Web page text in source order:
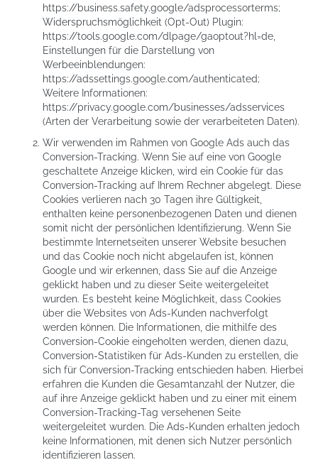
https://business.safety.google/adsprocessorterms;
Widerspruchsmöglichkeit (Opt-Out) Plugin:
https://tools.google.com/dlpage/gaoptout?hl=de
Einstellungen für die Darstellung von
Werbeeinblendungen:
https://adssettings.google.com/authenticated;
Weitere Informationen:
https://privacy.google.com/businesses/adsservices
(Arten der Verarbeitung sowie der verarbeiteten Daten).
Wir verwenden im Rahmen von Google Ads auch das
Conversion-Tracking. Wenn Sie auf eine von Google
geschaltete Anzeige klicken, wird ein Cookie für das
Conversion-Tracking auf Ihrem Rechner abgelegt. Diese
Cookies verlieren nach 30 Tagen ihre Gültigkeit,
enthalten keine personenbezogenen Daten und dienen
somit nicht der persönlichen Identifizierung. Wenn Sie
bestimmte Internetseiten unserer Website besuchen
und das Cookie noch nicht abgelaufen ist, können
Google und wir erkennen, dass Sie auf die Anzeige
geklickt haben und zu dieser Seite weitergeleitet
wurden. Es besteht keine Möglichkeit, dass Cookies
über die Websites von Ads-Kunden nachverfolgt
werden können. Die Informationen, die mithilfe des
Conversion-Cookie eingeholten werden, dienen dazu,
Conversion-Statistiken für Ads-Kunden zu erstellen, die
sich für Conversion-Tracking entschieden haben. Hierbei
erfahren die Kunden die Gesamtanzahl der Nutzer, die
auf ihre Anzeige geklickt haben und zu einer mit einem
Conversion-Tracking-Tag versehenen Seite
weitergeleitet wurden. Die Ads-Kunden erhalten jedoch
keine Informationen, mit denen sich Nutzer persönlich
identifizieren lassen.